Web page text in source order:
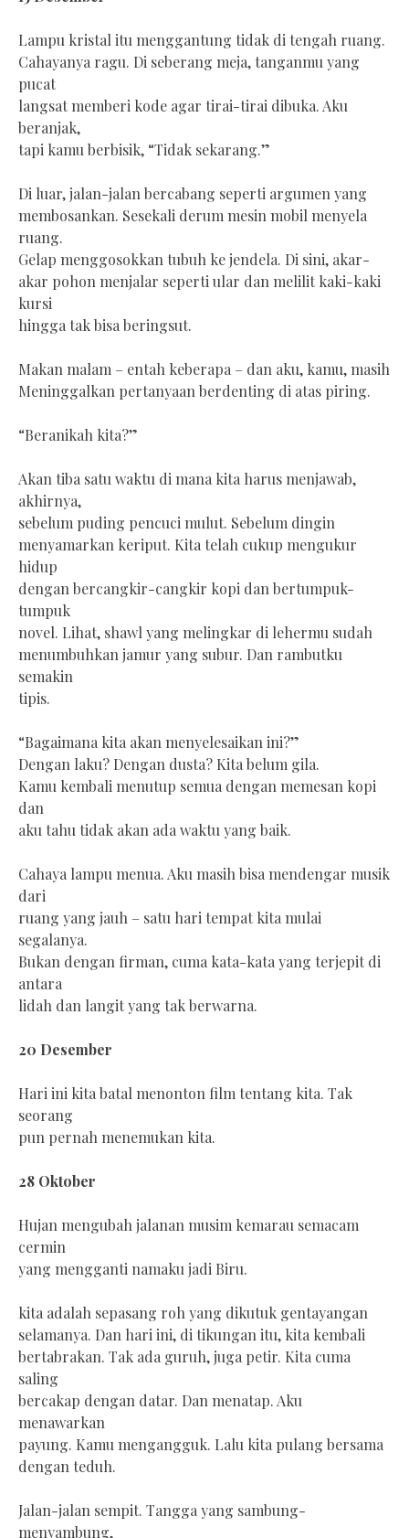
Lampu kristal itu menggantung tidak di tengah ruang.
Cahayanya ragu. Di seberang meja, tanganmu yang
pucat
langsat memberi kode agar tirai-tirai dibuka. Aku
beranjak,
tapi kamu berbisik, “Tidak sekarang.”
Di luar, jalan-jalan bercabang seperti argumen yang
membosankan. Sesekali derum mesin mobil menyela
ruang.
Gelap menggosokkan tubuh ke jendela. Di sini, akar-
akar pohon menjalar seperti ular dan melilit kaki-kaki
kursi
hingga tak bisa beringsut.
Makan malam – entah keberapa – dan aku, kamu, masih
Meninggalkan pertanyaan berdenting di atas piring.
“Beranikah kita?”
Akan tiba satu waktu di mana kita harus menjawab,
akhirnya,
sebelum puding pencuci mulut. Sebelum dingin
menyamarkan keriput. Kita telah cukup mengukur
hidup
dengan bercangkir-cangkir kopi dan bertumpuk-
tumpuk
novel. Lihat, shawl yang melingkar di lehermu sudah
menumbuhkan jamur yang subur. Dan rambutku
semakin
tipis.
“Bagaimana kita akan menyelesaikan ini?”
Dengan laku? Dengan dusta? Kita belum gila.
Kamu kembali menutup semua dengan memesan kopi
dan
aku tahu tidak akan ada waktu yang baik.
Cahaya lampu menua. Aku masih bisa mendengar musik
dari
ruang yang jauh – satu hari tempat kita mulai
segalanya.
Bukan dengan firman, cuma kata-kata yang terjepit di
antara
lidah dan langit yang tak berwarna.
20 Desember
Hari ini kita batal menonton film tentang kita. Tak
seorang
pun pernah menemukan kita.
28 Oktober
Hujan mengubah jalanan musim kemarau semacam
cermin
yang mengganti namaku jadi Biru.
kita adalah sepasang roh yang dikutuk gentayangan
selamanya. Dan hari ini, di tikungan itu, kita kembali
bertabrakan. Tak ada guruh, juga petir. Kita cuma
saling
bercakap dengan datar. Dan menatap. Aku
menawarkan
payung. Kamu mengangguk. Lalu kita pulang bersama
dengan teduh.
Jalan-jalan sempit. Tangga yang sambung-
menyambung,